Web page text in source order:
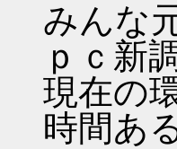
みんな
ｐｃ新
現在の
時間あ